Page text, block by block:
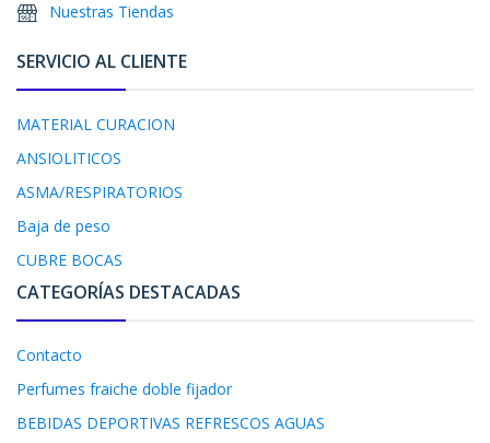
Nuestras Tiendas
SERVICIO AL CLIENTE
MATERIAL CURACION
ANSIOLITICOS
ASMA/RESPIRATORIOS
Baja de peso
CUBRE BOCAS
CATEGORÍAS DESTACADAS
Contacto
Perfumes fraiche doble fijador
BEBIDAS DEPORTIVAS REFRESCOS AGUAS